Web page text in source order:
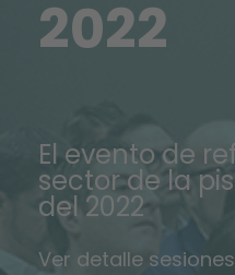
2022
El evento de
sector de la
del 2022
Ver detalle